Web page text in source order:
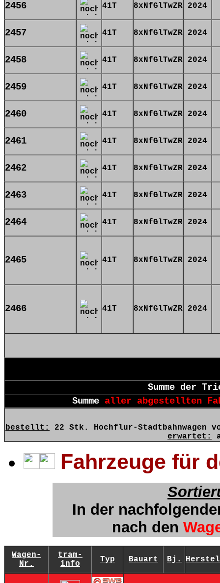
2456 41T 8xNfGlTwZR 2024
2457 41T 8xNfGlTwZR 2024
2458 41T 8xNfGlTwZR 2024
2459 41T 8xNfGlTwZR 2024
2460 41T 8xNfGlTwZR 2024
2461 41T 8xNfGlTwZR 2024
2462 41T 8xNfGlTwZR 2024
2463 41T 8xNfGlTwZR 2024
2464 41T 8xNfGlTwZR 2024
2465 41T 8xNfGlTwZR 2024
2466 41T 8xNfGlTwZR 2024
Summe der
Summe aller abgestellten
bestellt:
22 Stk. Hochflur-Stadtbahnwagen
erwartet:
Fahrzeuge für
In der
nach den
Wagen-
Nr.
tram-
info
Typ Bauart Bj.